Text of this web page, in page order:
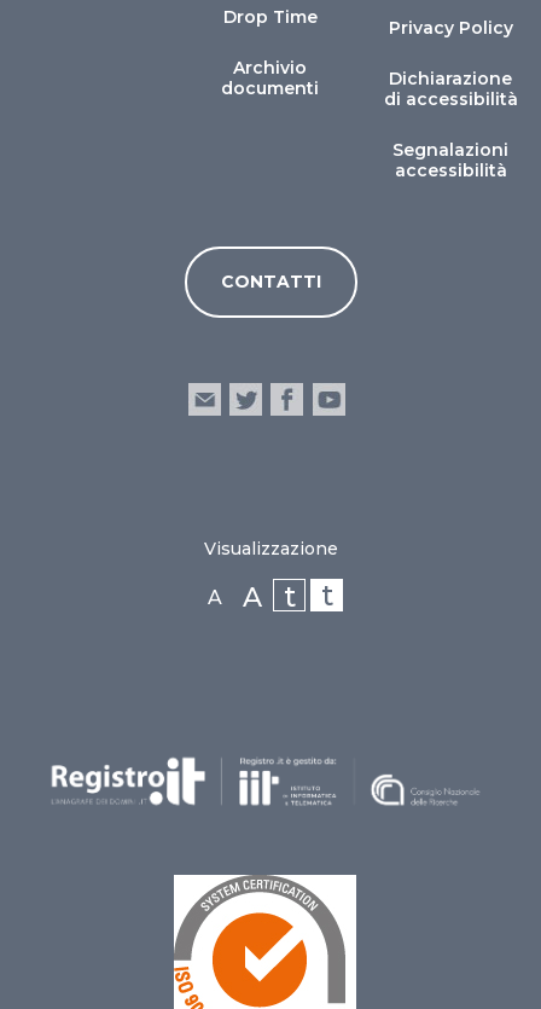
Drop Time
Archivio
documenti
Privacy Policy
Dichiarazione
di accessibilità
Segnalazioni
accessibilità
CONTATTI
Visualizzazione
A A t t